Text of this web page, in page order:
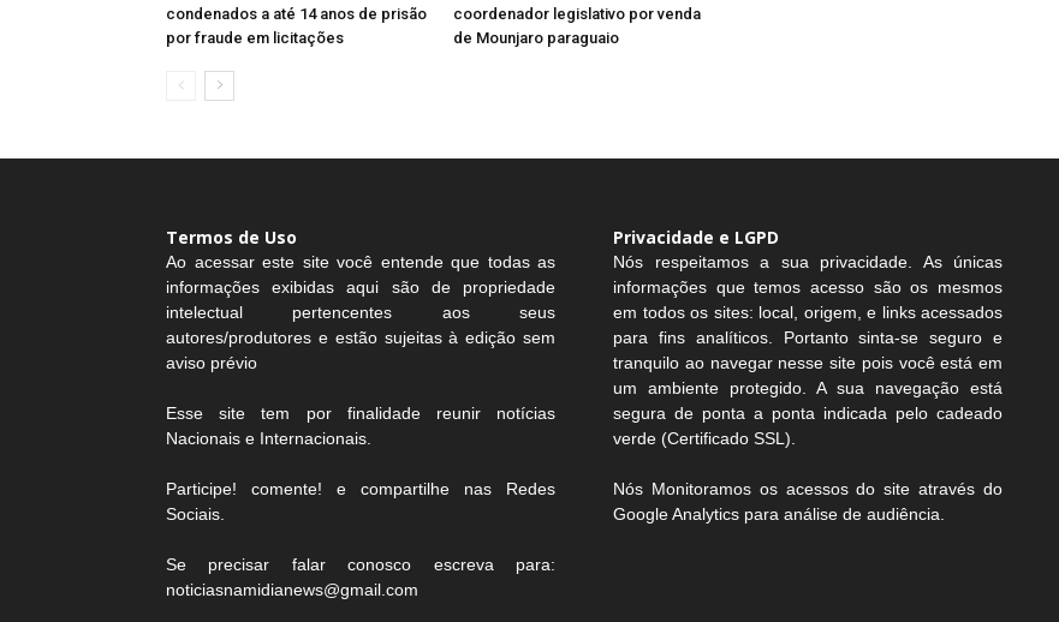
condenados a até 14 anos de prisão
por fraude em licitações
coordenador legislativo por venda
de Mounjaro paraguaio
Termos de Uso
Ao acessar este site você entende que todas as
informações exibidas aqui são de propriedade
intelectual pertencentes aos seus
autores/produtores e estão sujeitas à edição sem
aviso prévio
Esse site tem por finalidade reunir notícias
Nacionais e Internacionais.
Participe! comente! e compartilhe nas Redes
Sociais.
Se precisar falar conosco escreva para:
noticiasnamidianews@gmail.com
Privacidade e LGPD
Nós respeitamos a sua privacidade. As únicas
informações que temos acesso são os mesmos
em todos os sites: local, origem, e links acessados
para fins analíticos. Portanto sinta-se seguro e
tranquilo ao navegar nesse site pois você está em
um ambiente protegido. A sua navegação está
segura de ponta a ponta indicada pelo cadeado
verde (Certificado SSL).
Nós Monitoramos os acessos do site através do
Google Analytics para análise de audiência.